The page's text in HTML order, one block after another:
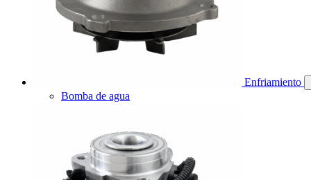
Enfriamiento
Bomba de agua